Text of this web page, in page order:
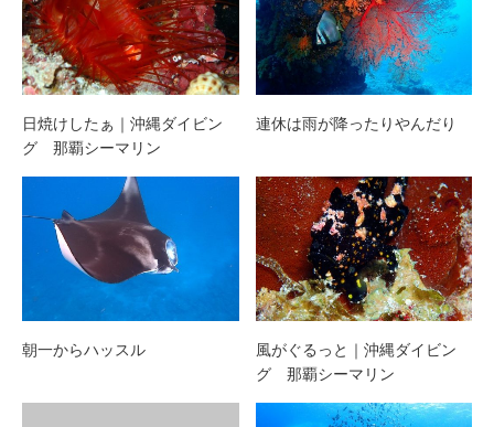
日焼けしたぁ｜沖縄ダイビン
グ 那覇シーマリン
連休は雨が降ったりやんだり
朝一からハッスル
風がぐるっと｜沖縄ダイビン
グ 那覇シーマリン